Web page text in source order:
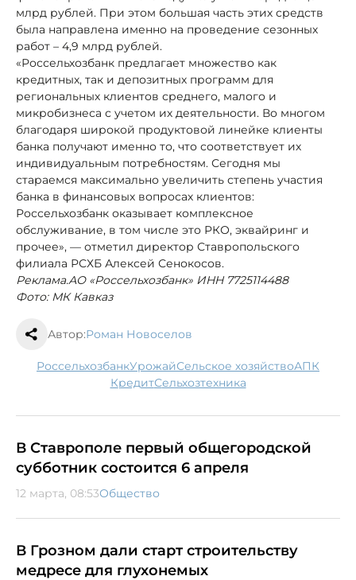
млрд рублей. При этом большая часть этих средств
была направлена именно на проведение сезонных
работ – 4,9 млрд рублей.
«Россельхозбанк предлагает множество как
кредитных, так и депозитных программ для
региональных клиентов среднего, малого и
микробизнеса с учетом их деятельности. Во многом
благодаря широкой продуктовой линейке клиенты
банка получают именно то, что соответствует их
индивидуальным потребностям. Сегодня мы
стараемся максимально увеличить степень участия
банка в финансовых вопросах клиентов:
Россельхозбанк оказывает комплексное
обслуживание, в том числе это РКО, эквайринг и
прочее», — отметил директор Ставропольского
филиала РСХБ Алексей Сенокосов.
Реклама.АО «Россельхозбанк» ИНН 7725114488
Фото: МК Кавказ
Автор:Роман Новоселов
Россельхозбанк урожай сельское хозяйство
АПК
кредит сельхозтехника
В Ставрополе первый общегородской
субботник состоится 6 апреля
12 марта, 08:53Общество
В Грозном дали старт строительству
медресе для глухонемых